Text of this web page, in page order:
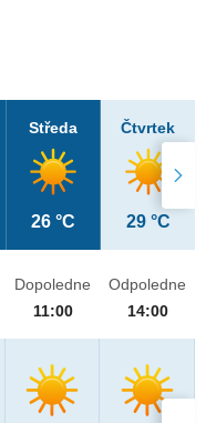
Středa
26 °C
Čtvrtek
29 °C
Dopoledne
11:00
Odpoledne
14:00